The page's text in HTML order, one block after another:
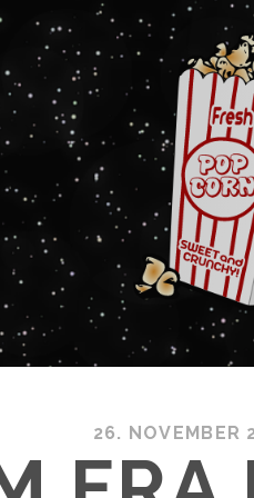
26. NOVEMBER